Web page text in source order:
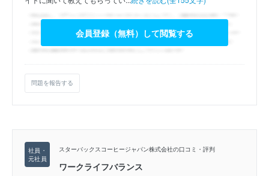
会員登録（無料）して閲覧する
問題を報告する
スターバックスコーヒージャパン株式会社の口コミ・評判
ワークライフバランス